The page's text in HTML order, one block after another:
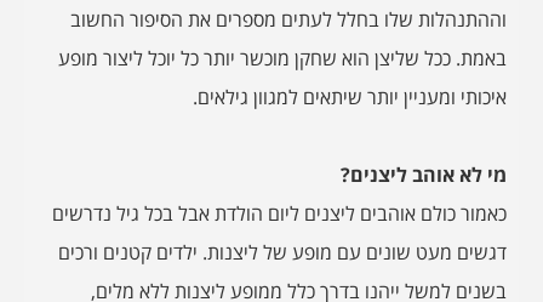
וההתנהלות שלו בחלל לעתים מספרים את הסיפור החשוב
באמת. ככל שליצן הוא שחקן מוכשר יותר כל יוכל ליצור מופע
איכותי ומעניין יותר שיתאים למגוון גילאים.
מי לא אוהב ליצנים?
כאמור כולם אוהבים ליצנים ליום הולדת אבל בכל גיל נדרשים
דגשים מעט שונים עם מופע של ליצנות. ילדים קטנים ורכים
בשנים למשל ייהנו בדרך כלל ממופע ליצנות ללא מלים,